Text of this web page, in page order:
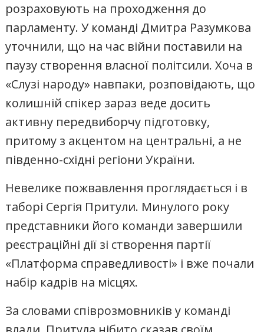
розраховують на проходження до
парламенту. У команді Дмитра Разумкова
уточнили, що на час війни поставили на
паузу створення власної політсили. Хоча в
«Слузі народу» навпаки, розповідають, що
колишній спікер зараз веде досить
активну передвиборчу підготовку,
притому з акцентом на центральні, а не
південно-східні регіони України.
Невелике пожвавлення проглядається і в
таборі Сергія Притули. Минулого року
представники його команди завершили
реєстраційні дії зі створення партії
«Платформа справедливості» і вже почали
набір кадрів на місцях.
За словами співрозмовників у команді